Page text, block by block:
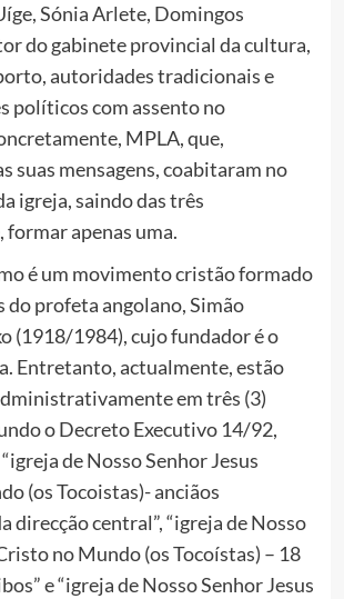
Sónia Arlete, Domingos
do gabinete provincial da cultura,
autoridades tradicionais e
políticos com assento no
MPLA, que,
suas mensagens, coabitaram no
igreja, saindo das três
formar apenas uma.
é um movimento cristão formado
do profeta angolano, Simão
(1918/1984), cujo fundador é o
Entretanto, actualmente, estão
em três (3)
o Decreto Executivo 14/92,
de Nosso Senhor Jesus
(os Tocoistas)- anciãos
direcção central”, “igreja de Nosso
no Mundo (os Tocoístas) – 18
e “igreja de Nosso Senhor Jesus